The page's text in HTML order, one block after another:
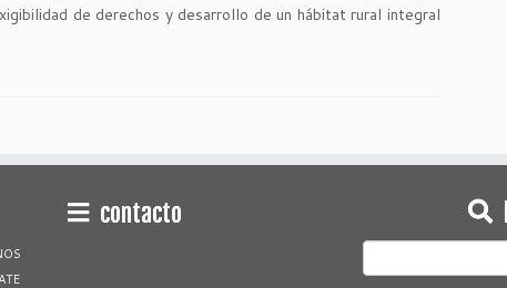
de derechos y desarrollo de un hábitat rural integral
contacto
for: